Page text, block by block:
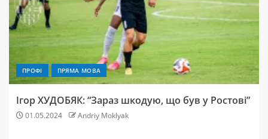
ПРОФІ ПРЯМА МОВА
Ігор ХУДОБЯК: “Зараз шкодую, що був у Ростові”
01.05.2024 Andriy Moklyak